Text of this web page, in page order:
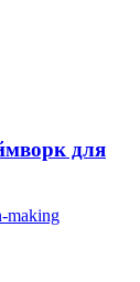
для
making